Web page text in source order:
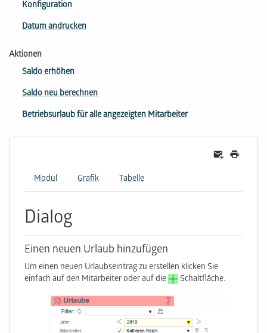
Konfiguration
Datum andrucken
Aktionen
Saldo erhöhen
Saldo neu berechnen
Betriebsurlaub für alle angezeigten Mitarbeiter
Modul Grafik Tabelle
Dialog
Einen neuen Urlaub hinzufügen
Um einen neuen Urlaubseintrag zu erstellen klicken Sie
einfach auf den Mitarbeiter oder auf die
Schaltfläche.